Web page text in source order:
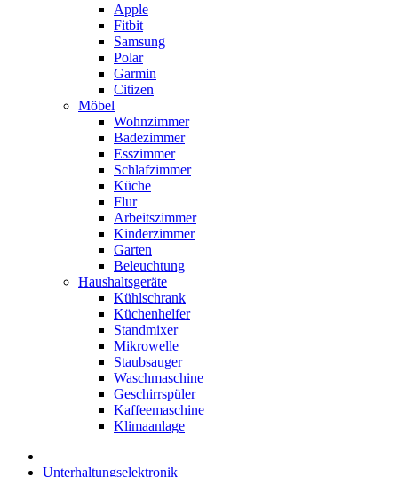
Apple
Fitbit
Samsung
Polar
Garmin
Citizen
Möbel
Wohnzimmer
Badezimmer
Esszimmer
Schlafzimmer
Küche
Flur
Arbeitszimmer
Kinderzimmer
Garten
Beleuchtung
Haushaltsgeräte
Kühlschrank
Küchenhelfer
Standmixer
Mikrowelle
Staubsauger
Waschmaschine
Geschirrspüler
Kaffeemaschine
Klimaanlage
Unterhaltungselektronik